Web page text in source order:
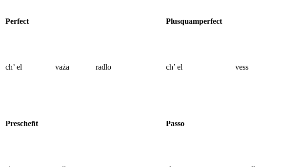
Perfect Plusquamperfect
ch’ el vaża radlo ch’ el vess
Prescheñt Passo